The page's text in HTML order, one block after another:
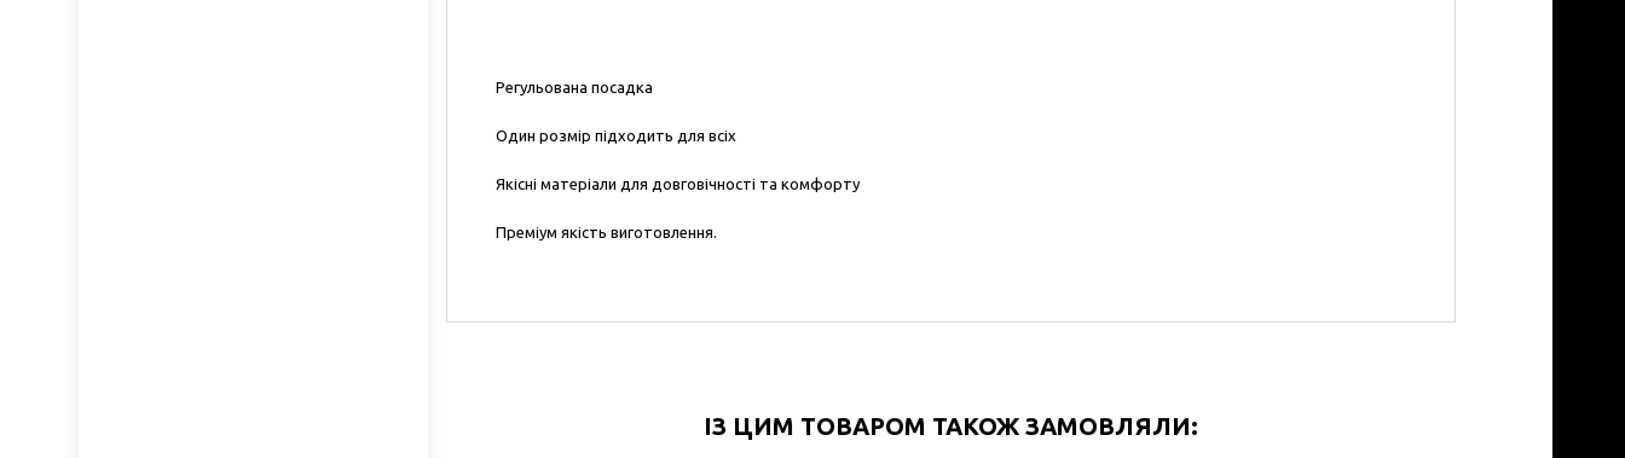
Регульована посадка
Один розмір підходить для всіх
Якісні матеріали для довговічності та комфорту
Преміум якість виготовлення.
ІЗ ЦИМ ТОВАРОМ ТАКОЖ ЗАМОВЛЯЛИ: